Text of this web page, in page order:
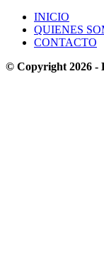
INICIO
QUIENES
CONTACTO
© Copyright 2026 -